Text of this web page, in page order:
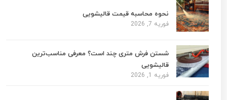
نحوه محاسبه قیمت قالیشویی
فوریه 7, 2026
شستن فرش متری چند است؟ معرفی مناسب‌ترین
قالیشویی
فوریه 1, 2026